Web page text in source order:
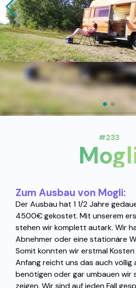
#233
Zum Ausbau von Mogli:
Der Ausbau hat 1 1/2 Jahre
4500€ gekostet. Mit unserem
stehen wir komplett autark. Wir
Abnehmer oder eine stationäre
Somit konnten wir erstmal
Anfang reicht uns das auch völlig
benötigen oder gar umbauen wir
zeigen. Wir sind auf jeden Fall